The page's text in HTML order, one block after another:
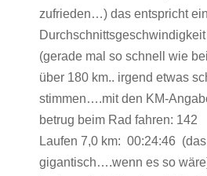
zufrieden…) das entspricht
(gerade mal so schnell wie
über 180 km.. irgend etwas
stimmen….mit den KM-
betrug beim Rad fahren: 142
Laufen 7,0 km: 00:24:46
gigantisch….wenn es so